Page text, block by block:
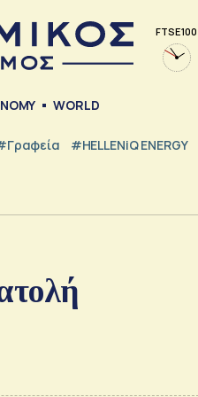
FTSE 100
WORLD
#HELLENiQ ENERGY